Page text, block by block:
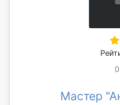
Мастер